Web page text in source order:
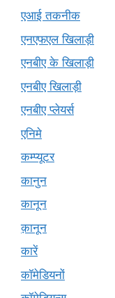
एआई तकनीक
एनएफएल खिलाड़ी
एनबीए के खिलाड़ी
एनबीए खिलाड़ी
एनबीए प्लेयर्स
एनिमे
कम्प्यूटर
कानुन
कानून
क़ानून
कारें
कॉमेडियनों